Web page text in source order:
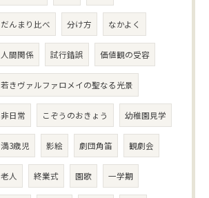
だんまり比べ 分け方 なかよく
人間関係 試行錯誤 価値観の受容
若きヴァルファロメイの聖なる光景
非日常 こぞうのおきょう 幼稚園見学
満3歳児 影絵 劇団角笛 観劇会
老人 終業式 園歌 一学期